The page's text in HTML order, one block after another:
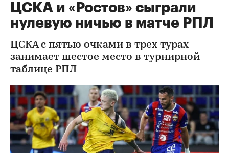
ЦСКА и «Ростов» сыграли
нулевую ничью в матче РПЛ
ЦСКА с пятью очками в трех турах
занимает шестое место в турнирной
таблице РПЛ